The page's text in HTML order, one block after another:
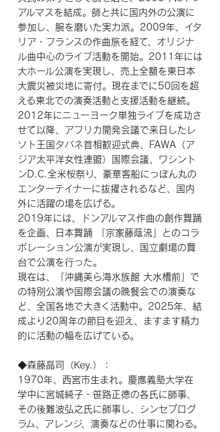
アルマスを結成。師と共に国内外の公演に
参加し、腕を磨いた実力派。2009年、イタ
リア・フランスの作曲旅を経て、オリジナ
ル曲中心のライブ活動を開始。2011年には
大ホール公演を実現し、売上全額を東日本
大震災被災地に寄付。現在までに50回を超
える東北での演奏活動と支援活動を継続。
2012年にニューヨーク単独ライブを成功さ
せて以降、アフリカ開発会議で来日したレ
ソト王国タバネ首相歓迎式典、FAWA（ア
ジア太平洋女性連盟）国際会議、ワシント
ンD.C.全米桜祭り、豪華客船にっぽん丸の
エンターテイナーに抜擢されるなど、国内
外に活躍の場を広げる。
2019年には、ドンアルマス作曲の創作舞踊
を企画、日本舞踊 「宗家藤蔭流」とのコラ
ボレーション公演が実現し、国立劇場の舞
台で公演を行った。
現在は、「沖縄美ら海水族館 大水槽前」で
の特別公演や国際会議の晩餐会での演奏な
ど、全国各地で大きく活動中。2025年、結
成より20周年の節目を迎え、ますます精力
的に活動の幅を広げている。
◆森藤晶司（Key.）：
1970年、西宮市生まれ。慶應義塾大学在
学中に宮城純子・笹路正徳の各氏に師事、
その後難波弘之氏に師事し、シンセプログ
ラム、アレンジ、演奏などの仕事に関わる。